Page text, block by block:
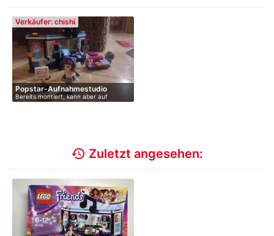
Verkäufer: chishi
Popstar-Aufnahmestudio
Bereits montiert, kann aber auf
Wunsch …
history Zuletzt angesehen: